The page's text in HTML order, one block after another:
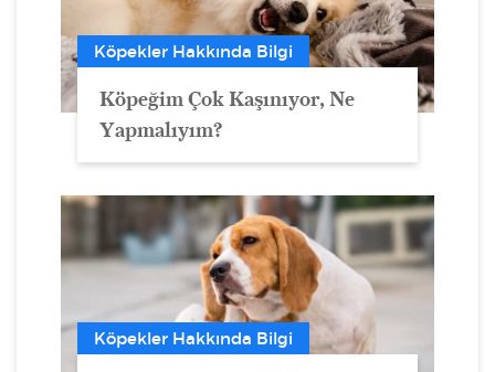
Köpekler Hakkında Bilgi
Köpeğim Çok Kaşınıyor, Ne
Yapmalıyım?
Köpekler Hakkında Bilgi